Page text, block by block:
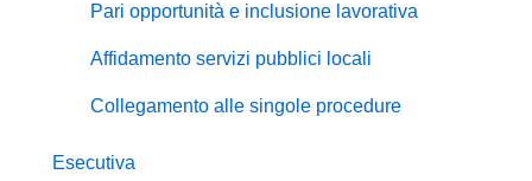
Pari opportunità e inclusione lavorativa
Affidamento servizi pubblici locali
Collegamento alle singole procedure
Esecutiva